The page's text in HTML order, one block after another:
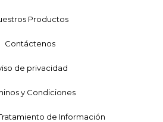
Productos
Contáctenos
de privacidad
y Condiciones
de Información